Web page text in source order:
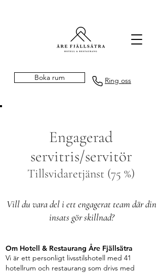
Boka rum Ring oss
Engagerad
servitris/servitör
Tillsvidaretjänst (75 %)
Vill du vara del i ett engagerat team där din
insats gör skillnad?
Om Hotell & Restaurang Åre Fjällsätra
Vi är ett personligt livsstilshotell med 41
hotellrum och restaurang som drivs med